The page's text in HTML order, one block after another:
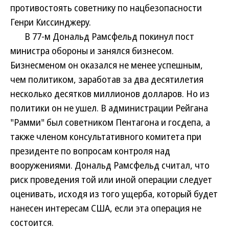
противостоять советнику по нацбезопасности
Генри Киссинджеру.
В 77-м Дональд Рамсфельд покинул пост
министра обороны и занялся бизнесом.
Бизнесменом он оказался не менее успешным,
чем политиком, заработав за два десятилетия
несколько десятков миллионов долларов. Но из
политики он не ушел. В администрации Рейгана
"Рамми" был советником Пентагона и госдепа, а
также членом консультативного комитета при
президенте по вопросам контроля над
вооружениями. Дональд Рамсфельд считал, что
риск проведения той или иной операции следует
оценивать, исходя из того ущерба, который будет
нанесен интересам США, если эта операция не
состоится.